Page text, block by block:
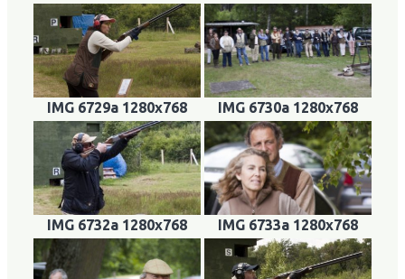
IMG 6729a 1280x768 IMG 6730a 1280x768
IMG 6732a 1280x768 IMG 6733a 1280x768